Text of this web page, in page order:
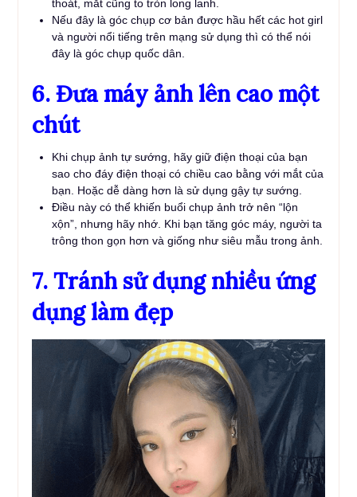
thoát, mắt cũng to tròn long lanh.
Nếu đây là góc chụp cơ bản được hầu hết các hot girl
và người nổi tiếng trên mạng sử dụng thì có thể nói
đây là góc chụp quốc dân.
6. Đưa máy ảnh lên cao một
chút
Khi chụp ảnh tự sướng, hãy giữ điện thoại của bạn
sao cho đáy điện thoại có chiều cao bằng với mắt của
bạn. Hoặc dễ dàng hơn là sử dụng gậy tự sướng.
Điều này có thể khiến buổi chụp ảnh trở nên “lộn
xộn”, nhưng hãy nhớ. Khi bạn tăng góc máy, người ta
trông thon gọn hơn và giống như siêu mẫu trong ảnh.
7. Tránh sử dụng nhiều ứng
dụng làm đẹp